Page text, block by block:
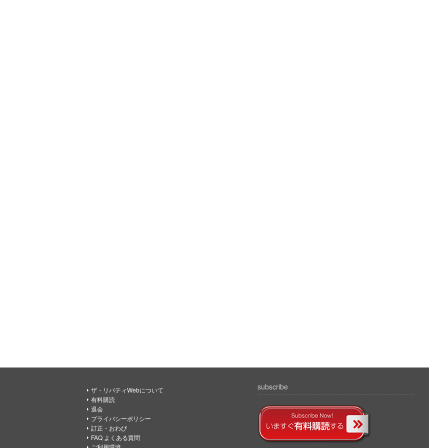
ザ・リバティWebについて
有料購読
退会
プライバシーポリシー
訂正・おわび
FAQ よくある質問
subscribe